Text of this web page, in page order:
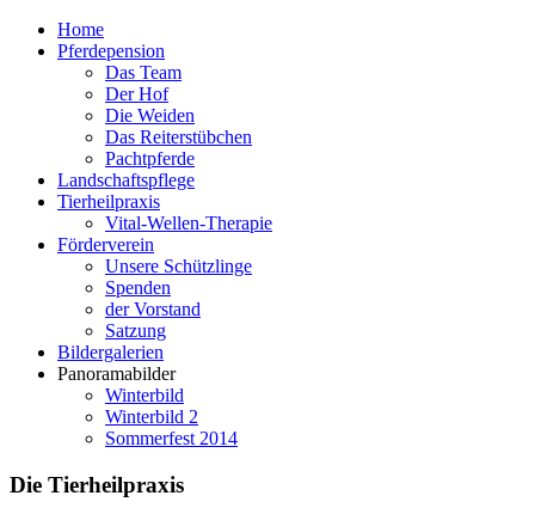
Home
Pferdepension
Das Team
Der Hof
Die Weiden
Das Reiterstübchen
Pachtpferde
Landschaftspflege
Tierheilpraxis
Vital-Wellen-Therapie
Förderverein
Unsere Schützlinge
Spenden
der Vorstand
Satzung
Bildergalerien
Panoramabilder
Winterbild
Winterbild 2
Sommerfest 2014
Die Tierheilpraxis